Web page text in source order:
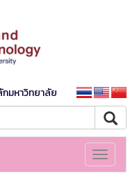
กมหาวิทยาลัย
Toggle